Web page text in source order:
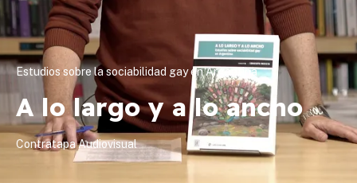
Estudios sobre la sociabilidad gay en Argentina
A lo largo y a lo ancho
Contratapa Audiovisual